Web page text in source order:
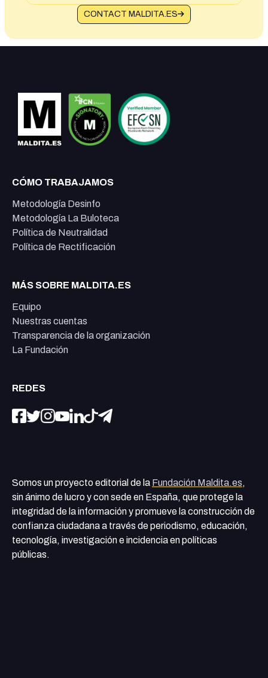
CONTACT MALDITA.ES
CÓMO TRABAJAMOS
Metodología Desinfo
Metodología La Buloteca
Política de Neutralidad
Política de Rectificación
MÁS SOBRE MALDITA.ES
Equipo
Nuestras cuentas
Transparencia de la organización
La Fundación
REDES
Somos un proyecto editorial de la Fundación Maldita.es,
sin ánimo de lucro y con sede en España, que protege la
integridad de la información y promueve la construcción de
confianza ciudadana a través de periodismo, educación,
tecnología, investigación e incidencia en políticas
públicas.